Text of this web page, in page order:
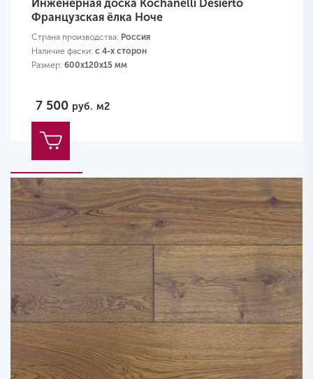
Инженерная доска Kochanelli Desierto
Французская ёлка Ноче
Страна производства: Россия
Наличие фаски: с 4-х сторон
Размер: 600х120х15 мм
7 500 руб. м2